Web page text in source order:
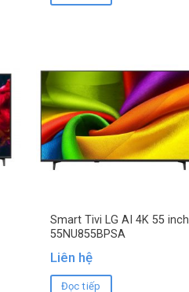
Smart Tivi LG AI 4K 55 inch
55NU855BPSA
Liên hệ
Đọc tiếp